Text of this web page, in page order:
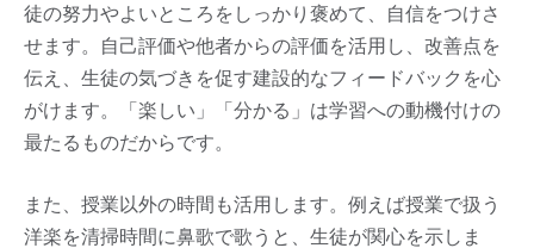
徒の努力やよいところをしっかり褒めて、自信をつけさ
せます。自己評価や他者からの評価を活用し、改善点を
伝え、生徒の気づきを促す建設的なフィードバックを心
がけます。「楽しい」「分かる」は学習への動機付けの
最たるものだからです。
また、授業以外の時間も活用します。例えば授業で扱う
洋楽を清掃時間に鼻歌で歌うと、生徒が関心を示しま